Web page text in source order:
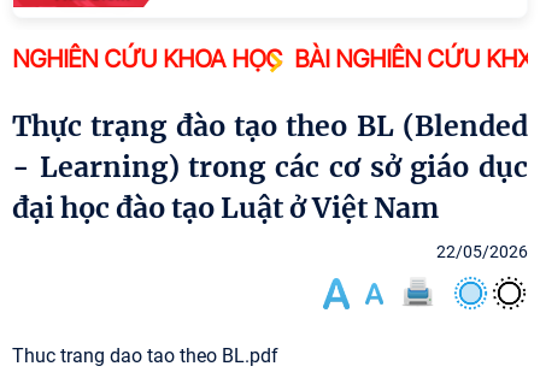
NGHIÊN CỨU KHOA HỌC BÀI NGHIÊN CỨU
Thực trạng đào tạo theo BL (Blended
- Learning) trong các cơ sở giáo dục
đại học đào tạo Luật ở Việt Nam
22/05/2026
Thuc trang dao tao theo BL.pdf